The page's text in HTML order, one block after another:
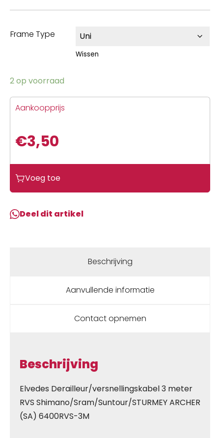
Frame Type
Wissen
2 op voorraad
Aankoopprijs
€3,50
Voeg toe
Deel dit artikel
Beschrijving
Aanvullende informatie
Contact opnemen
Beschrijving
Elvedes Derailleur/versnellingskabel 3 meter
RVS Shimano/Sram/Suntour/STURMEY ARCHER
(SA) 6400RVS-3M